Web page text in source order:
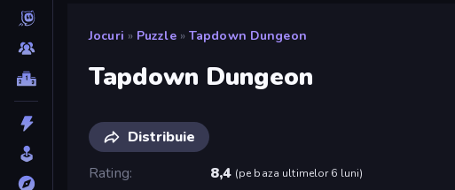
Jocuri » Puzzle » Tapdown Dungeon
Tapdown Dungeon
Distribuie
Rating
8,4 (pe baza ultimelor 6 luni)